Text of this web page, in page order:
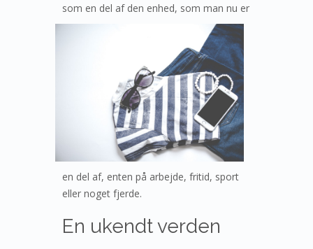
som en del af den enhed, som man nu er
en del af, enten på arbejde, fritid, sport
eller noget fjerde.
En ukendt verden